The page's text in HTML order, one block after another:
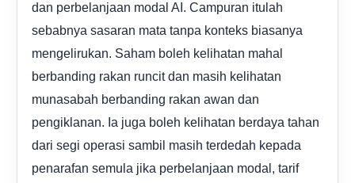
dan perbelanjaan modal AI. Campuran itulah
sebabnya sasaran mata tanpa konteks biasanya
mengelirukan. Saham boleh kelihatan mahal
berbanding rakan runcit dan masih kelihatan
munasabah berbanding rakan awan dan
pengiklanan. Ia juga boleh kelihatan berdaya tahan
dari segi operasi sambil masih terdedah kepada
penarafan semula jika perbelanjaan modal, tarif